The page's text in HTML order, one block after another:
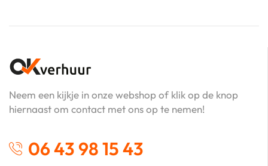
Neem een kijkje in onze webshop of klik op de knop
hiernaast om contact met ons op te nemen!
06 43 98 15 43